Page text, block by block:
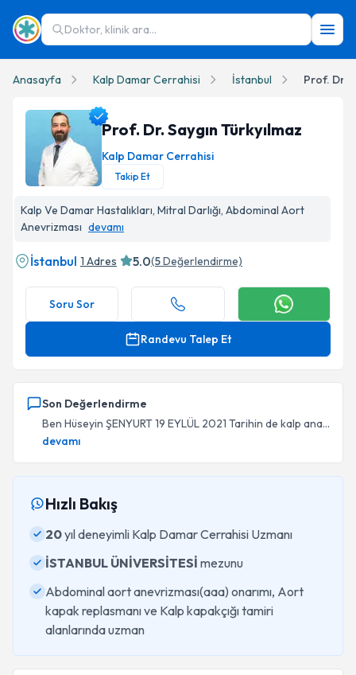
Doktor, klinik ara...
Anasayfa Kalp Damar Cerrahisi İstanbul Prof. Dr.
Prof. Dr. Saygın Türkyılmaz
Kalp Damar Cerrahisi
Takip Et
Kalp Ve Damar Hastalıkları, Mitral Darlığı, Abdominal Aort
Anevrizması devamı
İstanbul 1 Adres 5.0(5Değerlendirme)
Soru Sor
Randevu Talep Et
Son Değerlendirme
Ben Hüseyin ŞENYURT 19 EYLÜL 2021 Tarihin de kalp ana...
devamı
Hızlı Bakış
20yıl deneyimli Kalp Damar Cerrahisi Uzmanı
İSTANBUL ÜNİVERSİTESİ mezunu
Abdominal aort anevrizması(aaa) onarımı, Aort
kapak replasmanı ve Kalp kapakçığı tamiri
alanlarında uzman